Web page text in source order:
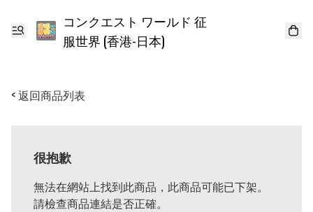
コンクエスト ワールド 征
服世界 (香港-日本)
< 返回商品列表
很抱歉
無法在網站上找到此商品，此商品可能已下架。
請檢查商品連結是否正確。